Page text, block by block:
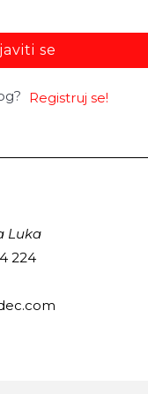
se
Registruj se!
Luka
224